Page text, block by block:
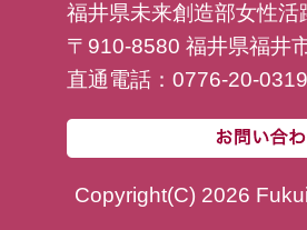
福井県未来創造部女性活
〒910-8580 福井県福井
直通電話：0776-20-0319
Copyright(C) 2026